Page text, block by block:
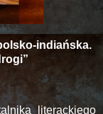
indiańska.
literackiego